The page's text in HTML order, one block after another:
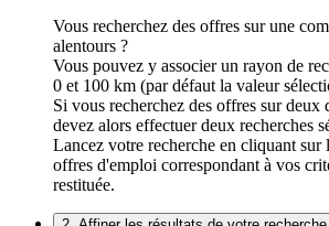
Vous recherchez des offres sur une
alentours ?
Vous pouvez y associer un rayon de
0 et 100 km (par défaut la valeur
Si vous recherchez des offres sur deux
devez alors effectuer deux recherches
Lancez votre recherche en cliquant sur
offres d'emploi correspondant à vos
restituée.